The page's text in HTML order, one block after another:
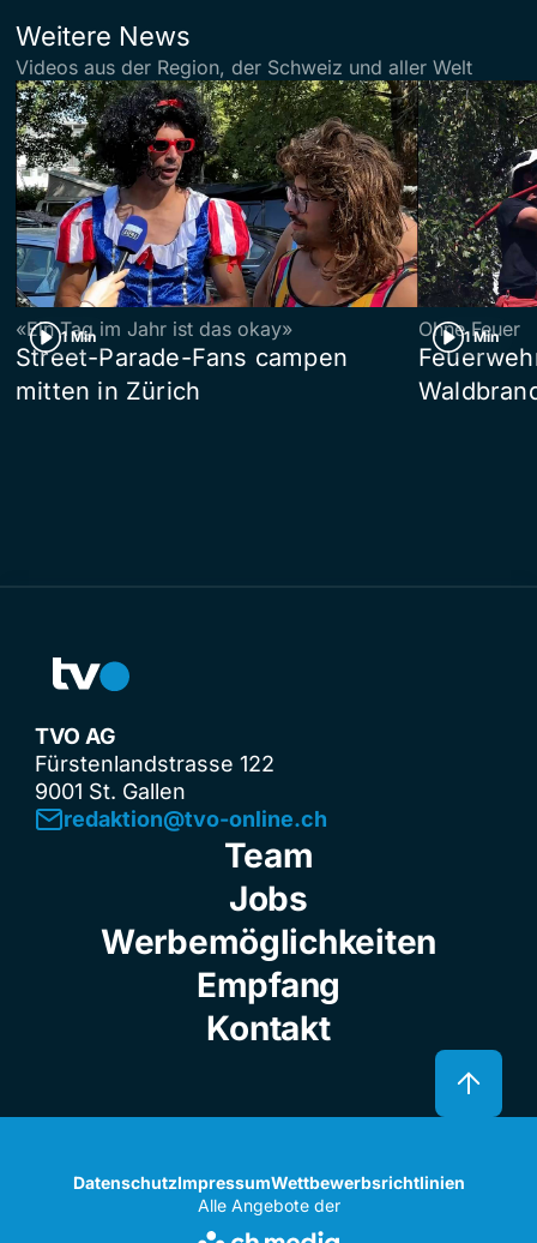
Weitere News
Videos aus der Region, der Schweiz und aller Welt
1 Min
«Ein Tag im Jahr ist das okay»
Street-Parade-Fans campen
mitten in Zürich
1 Min
Ohne Feuer
TVO AG
Fürstenlandstrasse 122
9001 St. Gallen
redaktion@tvo-online.ch
Team
Jobs
Werbemöglichkeiten
Empfang
Kontakt
DatenschutzImpressumWettbewerbsrichtlinien
Alle Angebote der